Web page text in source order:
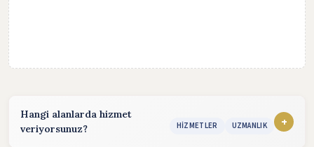
Hangi alanlarda hizmet
veriyorsunuz?
HIZMETLER UZMANLIK +